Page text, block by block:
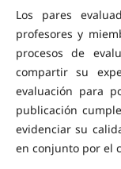
Los pares
profesores y
procesos de
compartir su
evaluación para
publicación
evidenciar su
en conjunto por el